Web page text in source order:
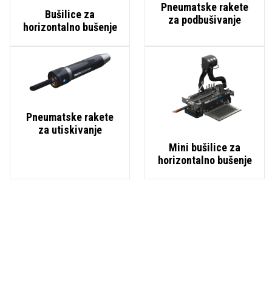
Bušilice za
horizontalno bušenje
Pneumatske rakete
za podbušivanje
Pneumatske rakete
za utiskivanje
Mini bušilice za
horizontalno bušenje